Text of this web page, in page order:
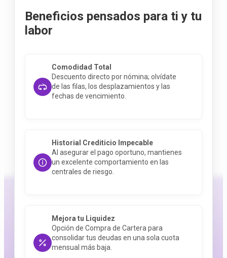
Beneficios pensados para ti y tu
labor
Comodidad Total
Descuento directo por nómina; olvídate
de las filas, los desplazamientos y las
fechas de vencimiento
Historial Crediticio Impecable
Al asegurar el pago oportuno, mantienes
un excelente comportamiento en las
centrales de riesgo
Mejora tu Liquidez
Opción de Compra de Cartera para
consolidar tus deudas en una sola cuota
mensual más baja